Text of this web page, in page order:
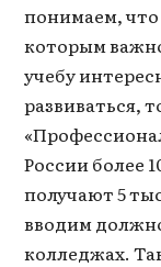
понимаем, что
которым
учебу
развиваться,
России более
получают 5
вводим
колледжах.